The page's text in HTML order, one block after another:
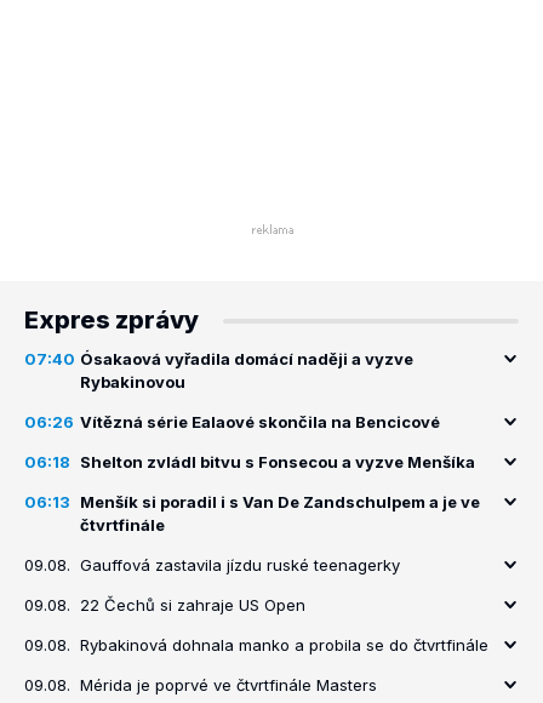
Expres zprávy
07:40 Ósakaová vyřadila domácí naději a vyzve
Rybakinovou
06:26 Vítězná série Ealaové skončila na Bencicové
06:18 Shelton zvládl bitvu s Fonsecou a vyzve Menšíka
06:13
Menšík si poradil i s Van De Zandschulpem a je ve
čtvrtfinále
09.08. Gauffová zastavila jízdu ruské teenagerky
09.08. 22 Čechů si zahraje US Open
09.08. Rybakinová dohnala manko a probila se do čtvrtfinále
09.08. Mérida je poprvé ve čtvrtfinále Masters